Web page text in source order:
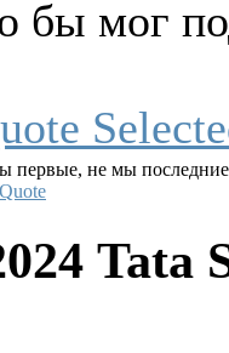
бы мог
первые, не мы
Quote
Tata